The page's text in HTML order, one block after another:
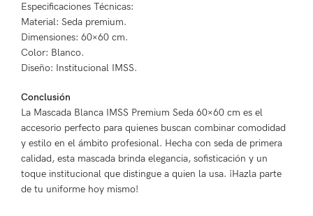
Especificaciones Técnicas:
Material: Seda premium.
Dimensiones: 60×60 cm.
Color: Blanco.
Diseño: Institucional IMSS.
Conclusión
La Mascada Blanca IMSS Premium Seda 60×60 cm es el
accesorio perfecto para quienes buscan combinar comodidad
y estilo en el ámbito profesional. Hecha con seda de primera
calidad, esta mascada brinda elegancia, sofisticación y un
toque institucional que distingue a quien la usa. ¡Hazla parte
de tu uniforme hoy mismo!